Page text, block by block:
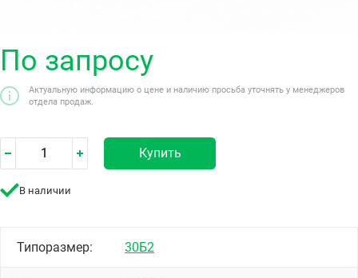
По запросу
Актуальную информацию о цене и наличию просьба уточнять у менеджеров
отдела продаж.
Купить
В наличии
Типоразмер: 30Б2